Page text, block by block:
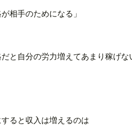
が相手のためになる」
だと自分の労力増えてあまり稼げな
ると収入は増えるのは